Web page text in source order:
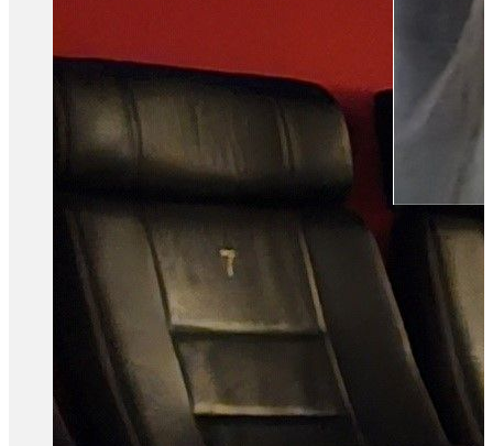
Sozialpädagogin
MSD
Inklusion
Hilfsangebote
Ernährung und Versorgung
Berufsbild
Anforderungsprofil
Berufsaussichten
Ausbildung
Anmeldung
Lehrkräfte